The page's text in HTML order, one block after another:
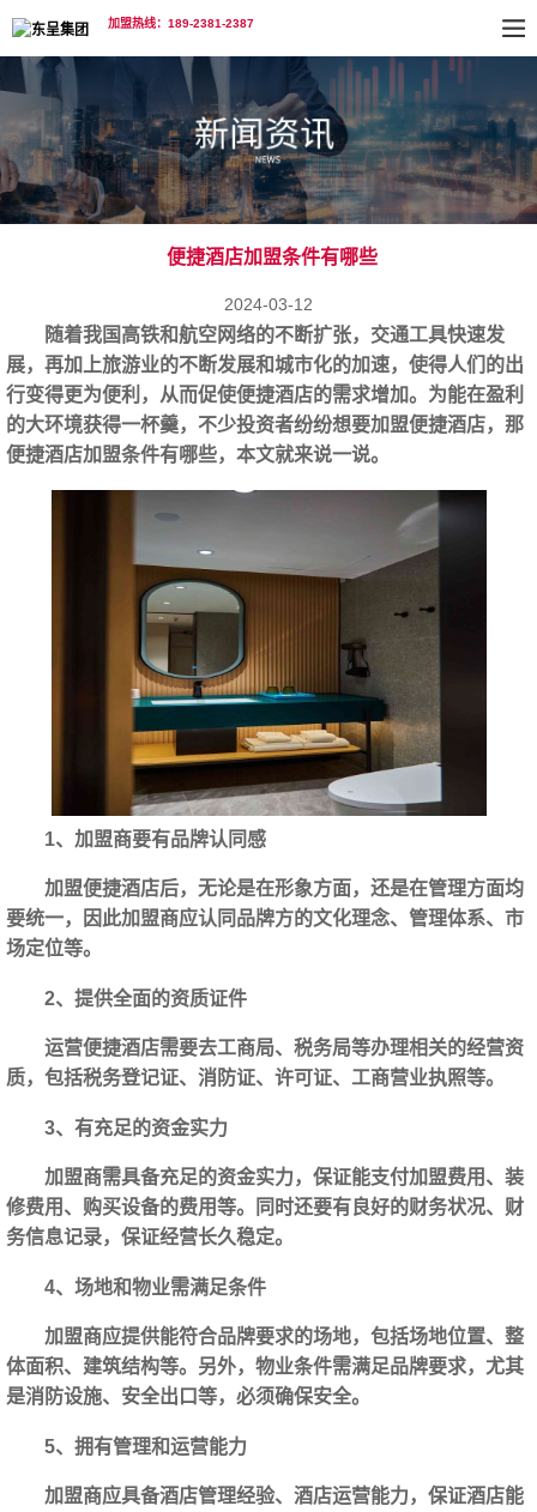
加盟热线：189-2381-2387
便捷酒店加盟条件有哪些
2024-03-12
随着我国高铁和航空网络的不断扩张，交通工具快速发
展，再加上旅游业的不断发展和城市化的加速，使得人们的出
行变得更为便利，从而促使便捷酒店的需求增加。为能在盈利
的大环境获得一杯羹，不少投资者纷纷想要加盟便捷酒店，那
便捷酒店加盟条件有哪些，本文就来说一说。
1、加盟商要有品牌认同感
加盟便捷酒店后，无论是在形象方面，还是在管理方面均
要统一，因此加盟商应认同品牌方的文化理念、管理体系、市
场定位等。
2、提供全面的资质证件
运营便捷酒店需要去工商局、税务局等办理相关的经营资
质，包括税务登记证、消防证、许可证、工商营业执照等。
3、有充足的资金实力
加盟商需具备充足的资金实力，保证能支付加盟费用、装
修费用、购买设备的费用等。同时还要有良好的财务状况、财
务信息记录，保证经营长久稳定。
4、场地和物业需满足条件
加盟商应提供能符合品牌要求的场地，包括场地位置、整
体面积、建筑结构等。另外，物业条件需满足品牌要求，尤其
是消防设施、安全出口等，必须确保安全。
5、拥有管理和运营能力
加盟商应具备酒店管理经验、酒店运营能力，保证酒店能